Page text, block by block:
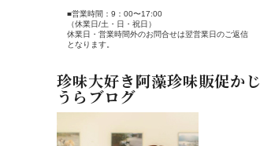
■営業時間：9：00〜17:00
（休業日/土・日・祝日）
休業日・営業時間外のお問合せは翌営業日のご返信
となります。
珍味大好き阿藻珍味販促かじ
うらブログ